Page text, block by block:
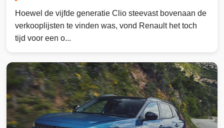
Hoewel de vijfde generatie Clio steevast bovenaan de
verkooplijsten te vinden was, vond Renault het toch
tijd voor een o...